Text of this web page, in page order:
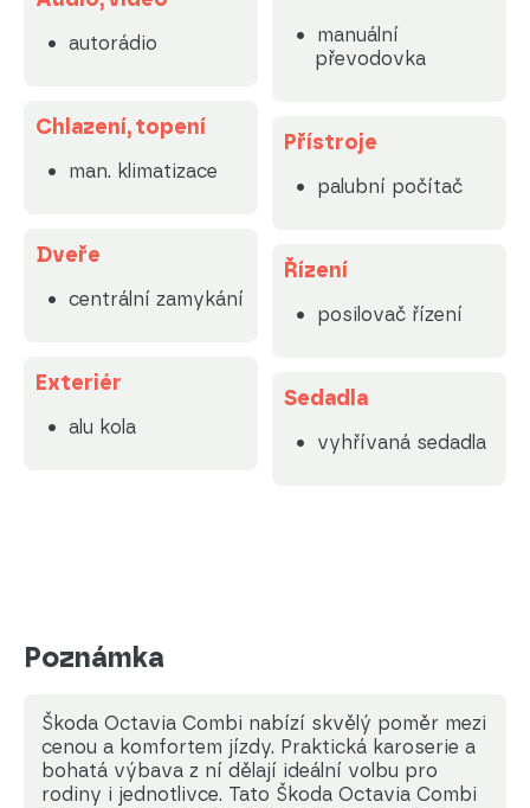
autorádio
Chlazení, topení
man. klimatizace
Dveře
centrální zamykání
Exteriér
alu kola
manuální
převodovka
Přístroje
palubní počítač
Řízení
posilovač řízení
Sedadla
vyhřívaná sedadla
Poznámka
Škoda Octavia Combi nabízí skvělý poměr mezi
cenou a komfortem jízdy. Praktická karoserie a
bohatá výbava z ní dělají ideální volbu pro
rodiny i jednotlivce. Tato Škoda Octavia Combi